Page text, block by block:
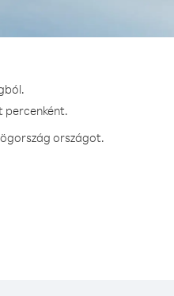
percenként.
országot.